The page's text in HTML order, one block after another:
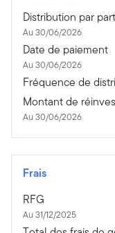
Distribution par part
Au 30/06/2026
Date de paiement
Au 30/06/2026
Fréquence de
Montant de
Au 30/06/2026
Frais
RFG
Au 31/12/2025